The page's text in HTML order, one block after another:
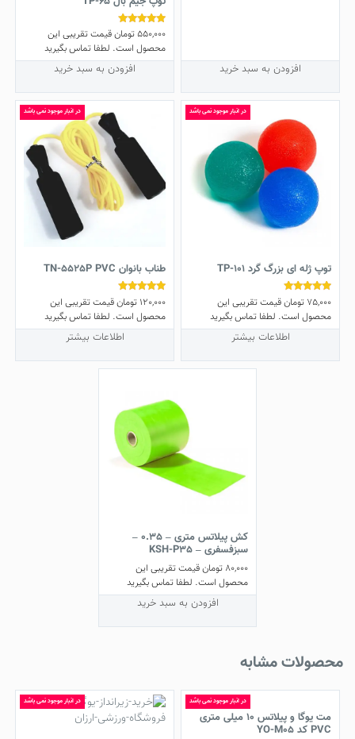
افزودن به سبد خرید
نمره
5.00
از 5
550,000تومانقیمت تقریبی این
محصول است. لطفا تماس بگیرید
افزودن به سبد خرید
در انبار موجود نمی باشد
توپ ژله ای بزرگ گرد TP-101
نمره
5.00
از 5
75,000 تومانقیمت تقریبی این
محصول است. لطفا تماس بگیرید
اطلاعات بیشتر
در انبار موجود نمی باشد
طناب بانوان TN-5525P PVC
نمره
5.00
از 5
120,000 تومانقیمت تقریبی این
محصول است. لطفا تماس بگیرید
اطلاعات بیشتر
کش پیلاتس متری – 0.35 –
سبزفسفری – KSH-P35
80,000 تومانقیمت تقریبی این
محصول است. لطفا تماس بگیرید
افزودن به سبد خرید
محصولات مشابه
در انبار موجود نمی باشد
مت یوگا و پیلاتس 10 میلی متری
PVC کد YO-M05
در انبار موجود نمی باشد